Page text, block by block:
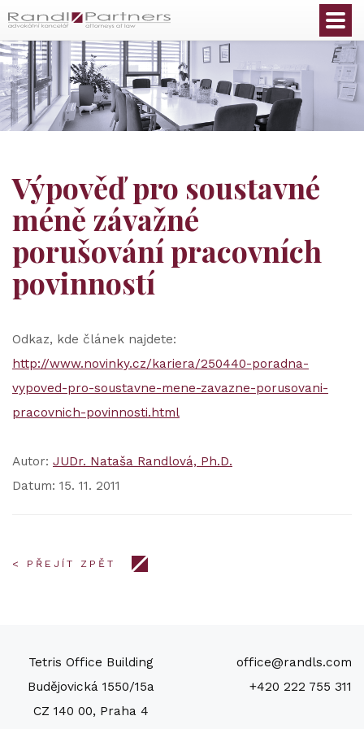
Výpověď pro soustavné
méně závažné
porušování pracovních
povinností
Odkaz, kde článek najdete:
http://www.novinky.cz/kariera/250440-poradna-
vypoved-pro-soustavne-mene-zavazne-porusovani-
pracovnich-povinnosti.html
Autor: JUDr. Nataša Randlová, Ph.D.
Datum: 15. 11. 2011
< PŘEJÍT ZPĚT
Tetris Office Building
Budějovická 1550/15a
CZ 140 00, Praha 4
office@randls.com
+420 222 755 311
Čeština